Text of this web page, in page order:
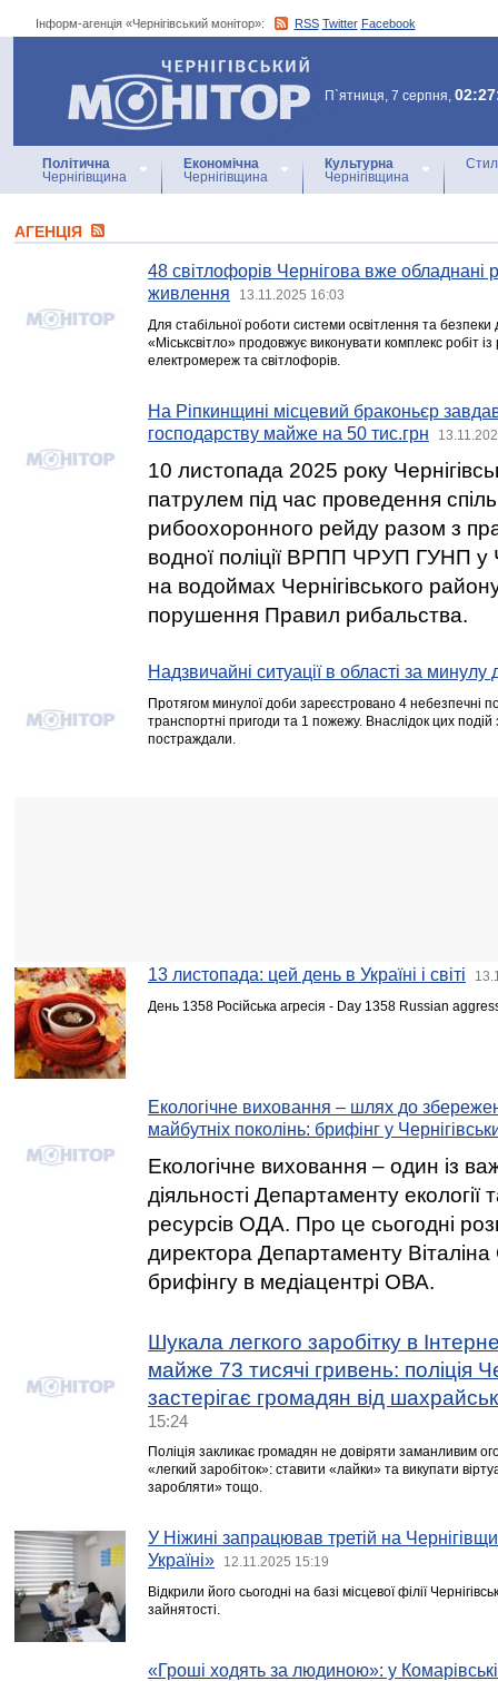
Інформ-агенція «Чернігівський монітор»: RSS Twitter Facebook
Інформ-агенція
«Чернігівський монітор»
П`ятниця, 7 серпня,
Політична
Чернігівщина
Економічна
Чернігівщина
Культурна
Чернігівщина
АГЕНЦIЯ
48 світлофорів Чернігова вже
живлення
13.11.2025 16:03
Для стабільної роботи системи освітлення та безпеки
«Міськсвітло» продовжує виконувати комплекс робіт
електромереж та світлофорів.
На Ріпкинщині місцевий браконьєр
господарству майже на 50 тис.грн
10 листопада 2025 року
патрулем під час проведення
рибоохоронного рейду разом з
водної поліції ВРПП ЧРУП ГУНП у
на водоймах Чернігівського
порушення Правил рибальства.
Надзвичайні ситуації в області за минулу
Протягом минулої доби зареєстровано 4 небезпечні
транспортні пригоди та 1 пожежу. Внаслідок цих
постраждали.
13 листопада: цей день в Україні і світі
День 1358 Російська агресія - Day 1358 Russian
Екологічне виховання – шлях до
майбутніх поколінь: брифінг у
Екологічне виховання – один із
діяльності Департаменту екології
ресурсів ОДА. Про це сьогодні
директора Департаменту Віталіна
брифінгу в медіацентрі ОВА.
Шукала легкого заробітку в
майже 73 тисячі гривень: поліція
застерігає громадян від
15:24
Поліція закликає громадян не довіряти заманливим
«легкий заробіток»: ставити «лайки» та викупати
заробляти» тощо.
У Ніжині запрацював третій на
Україні»
12.11.2025 15:19
Відкрили його сьогодні на базі місцевої філії
зайнятості.
«Гроші ходять за людиною»: у